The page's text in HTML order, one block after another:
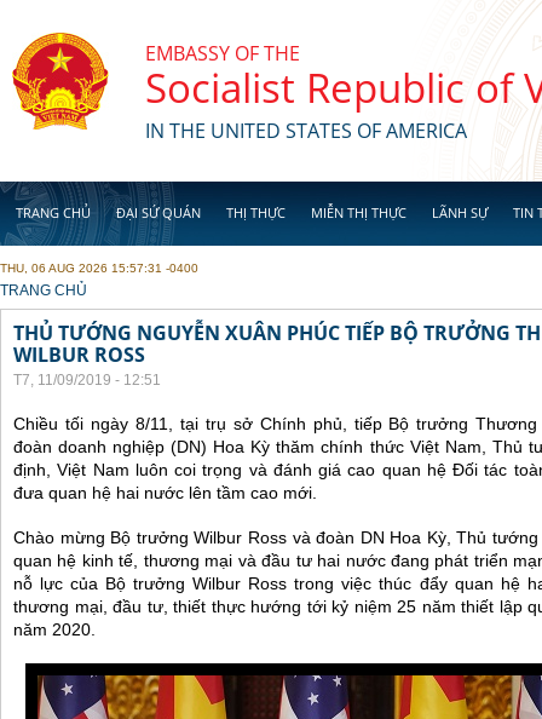
EMBASSY OF THE
Socialist Republic of
IN THE UNITED STATES OF AMERICA
TRANG CHỦ ĐẠI SỨ QUÁN THỊ THỰC MIỄN THỊ THỰC LÃNH SỰ TIN
THU, 06 AUG 2026 15:57:31 -0400
YOU ARE HERE
TRANG CHỦ
THỦ TƯỚNG NGUYỄN XUÂN PHÚC TIẾP BỘ TRƯỞNG
WILBUR ROSS
T7, 11/09/2019 - 12:51
Chiều tối ngày 8/11, tại trụ sở Chính phủ, tiếp Bộ trưởng
đoàn doanh nghiệp (DN) Hoa Kỳ thăm chính thức Việt Nam, Thủ
định, Việt Nam luôn coi trọng và đánh giá cao quan hệ Đối tác
đưa quan hệ hai nước lên tầm cao mới.
Chào mừng Bộ trưởng Wilbur Ross và đoàn DN Hoa Kỳ, Thủ
quan hệ kinh tế, thương mại và đầu tư hai nước đang phát triển
nỗ lực của Bộ trưởng Wilbur Ross trong việc thúc đẩy quan hệ
thương mại, đầu tư, thiết thực hướng tới kỷ niệm 25 năm thiết lập
năm 2020.